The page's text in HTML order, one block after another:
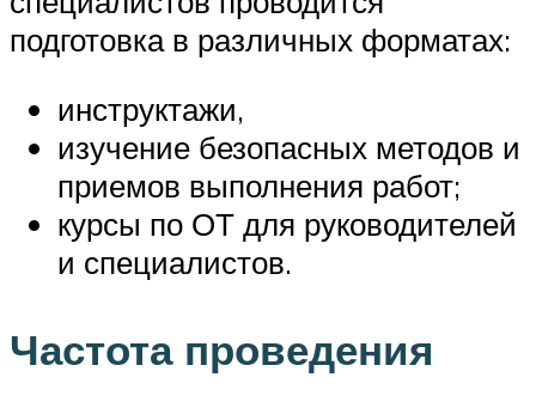
подготовка в различных форматах:
инструктажи,
изучение безопасных методов и
приемов выполнения работ;
курсы по ОТ для руководителей
и специалистов.
Частота проведения